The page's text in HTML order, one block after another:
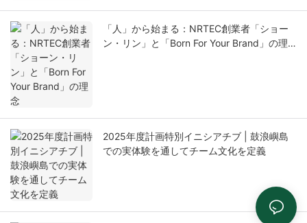
「人」から始まる：NRTEC創業者「ショー
ン・リン」と「Born For Your Brand」の理
2025年度計画特別イニシアチブ | 鼓浪嶼島
での実体験を通してチーム文化を定義